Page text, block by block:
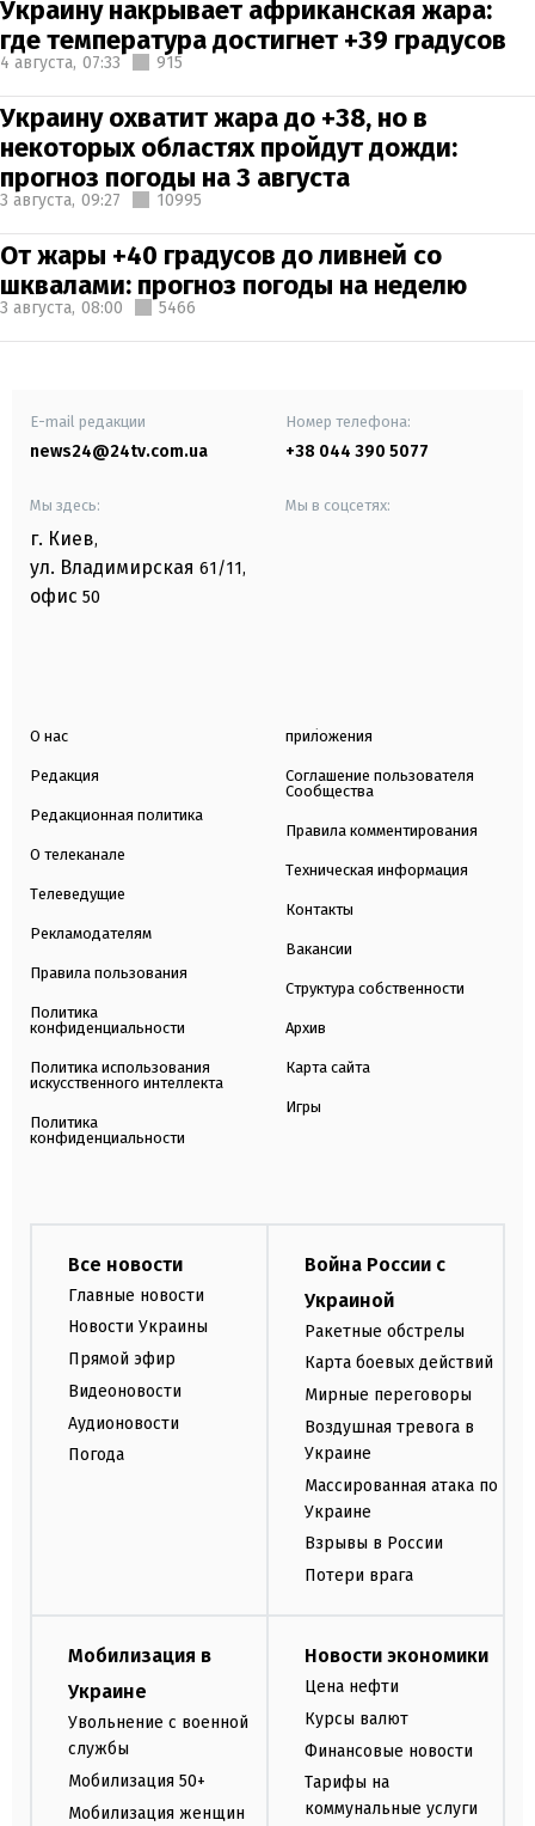
Украину накрывает африканская жара:
где температура достигнет +39 градусов
4 августа, 07:33 915
Украину охватит жара до +38, но в
некоторых областях пройдут дожди:
прогноз погоды на 3 августа
3 августа, 09:27 10995
От жары +40 градусов до ливней со
шквалами: прогноз погоды на неделю
3 августа, 08:00 5466
E-mail редакции
news24@24tv.com.ua
Номер телефона:
+38 044 390 5077
Мы здесь:
г. Киев,
ул. Владимирская 61/11,
офис 50
Мы в соцсетях:
О нас
Редакция
Редакционная политика
О телеканале
Телеведущие
Рекламодателям
Правила пользования
Политика
конфиденциальности
Политика использования
искусственного интеллекта
Политика
конфиденциальности
приложения
Соглашение пользователя
Сообщества
Правила комментирования
Техническая информация
Контакты
Вакансии
Структура собственности
Архив
Карта сайта
Игры
Все новости
Главные новости
Новости Украины
Прямой эфир
Видеоновости
Аудионовости
Погода
Война России с
Украиной
Ракетные обстрелы
Карта боевых действий
Мирные переговоры
Воздушная тревога в
Украине
Массированная атака по
Украине
Взрывы в России
Потери врага
Мобилизация в
Украине
Увольнение с военной
службы
Мобилизация 50+
Мобилизация женщин
Новости экономики
Цена нефти
Курсы валют
Финансовые новости
Тарифы на
коммунальные услуги